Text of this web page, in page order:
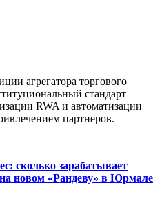
агрегатора торгового
стандарт
RWA и автоматизации
партнеров.
сколько зарабатывает
новом «Рандеву» в Юрмале